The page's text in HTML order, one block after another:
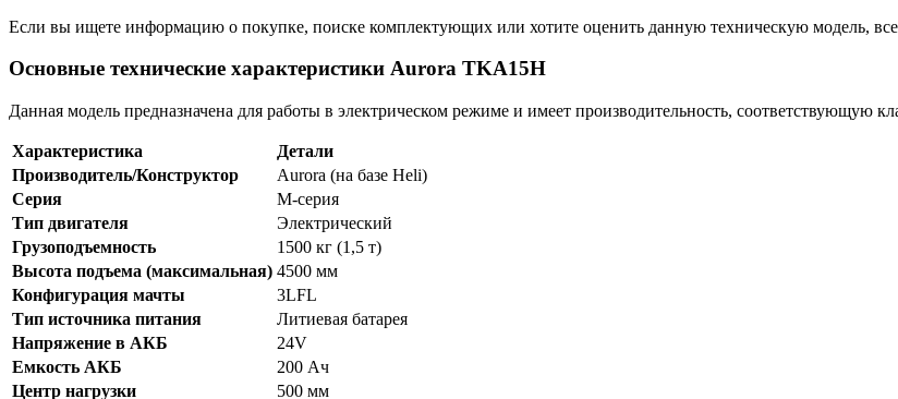
Если вы ищете информацию о покупке, поиске комплектующих или хотите оценить данную техническую модель,
Основные технические характеристики Aurora TKA15H
Данная модель предназначена для работы в электрическом режиме и имеет производительность, соответствующую
Характеристика
Детали
Производитель/Конструктор
Aurora (на базе Heli)
Серия
M-серия
Тип двигателя
Электрический
Грузоподъемность
1500 кг (1,5 т)
Высота подъема (максимальная) 4500 мм
Конфигурация мачты
3LFL
Тип источника питания
Литиевая батарея
Напряжение в АКБ
24V
Емкость АКБ
200 Ач
Центр нагрузки
500 мм